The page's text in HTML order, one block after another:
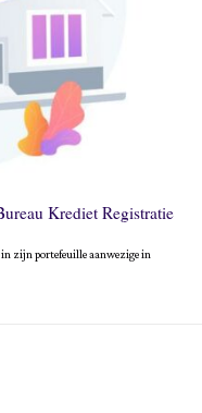
Krediet Registratie
zijn portefeuille aanwezige in